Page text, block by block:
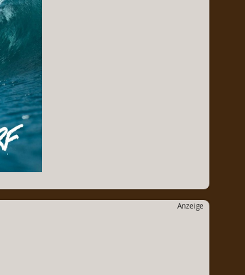
Anzeige